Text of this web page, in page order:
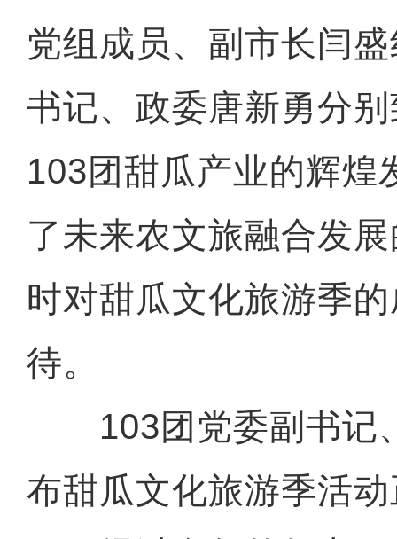
党组成员、副市长闫
书记、政委唐新勇分
103团甜瓜产业的辉煌
了未来农文旅融合发
时对甜瓜文化旅游季
待。
103团党委副书记
布甜瓜文化旅游季活